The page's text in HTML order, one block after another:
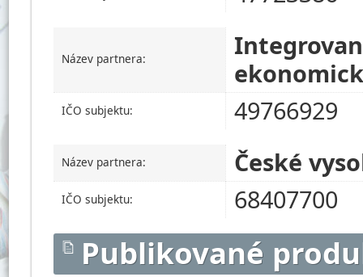
Název partnera:
IČO subjektu: 49766929
Název partnera: České
IČO subjektu: 68407700
Publikované